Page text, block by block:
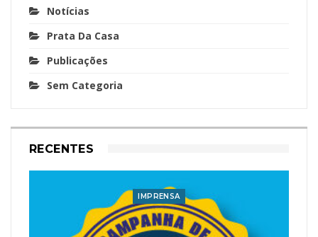
Notícias
Prata Da Casa
Publicações
Sem Categoria
RECENTES
IMPRENSA